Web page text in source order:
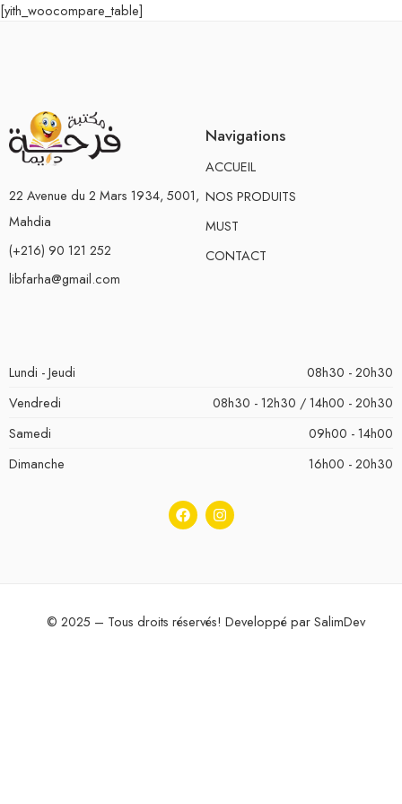
[yith_woocompare_table]
22 Avenue du 2 Mars 1934, 5001,
Mahdia
(+216) 90 121 252
libfarha@gmail.com
Navigations
ACCUEIL
NOS PRODUITS
MUST
CONTACT
Lundi - Jeudi
08h30 - 20h30
Vendredi
08h30 - 12h30 / 14h00 - 20h30
Samedi
09h00 - 14h00
Dimanche
16h00 - 20h30
© 2025 – Tous droits réservés! Developpé parSalimDev